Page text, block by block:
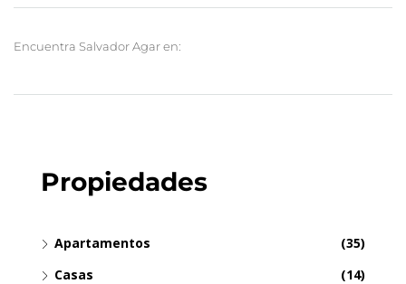
Encuentra Salvador Agar en:
Propiedades
Apartamentos
(35)
Casas
(14)